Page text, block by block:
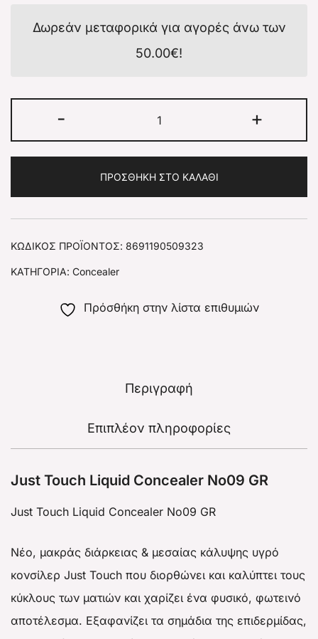
Δωρεάν μεταφορικά για αγορές άνω των
50.00€!
- +
ΠΡΟΣΘΉΚΗ ΣΤΟ ΚΑΛΆΘΙ
ΚΩΔΙΚΌΣ ΠΡΟΪΌΝΤΟΣ: 8691190509323
ΚΑΤΗΓΟΡΊΑ: Concealer
Πρόσθήκη στην λίστα επιθυμιών
Περιγραφή
Επιπλέον πληροφορίες
Just Touch Liquid Concealer No09 GR
Just Touch Liquid Concealer No09 GR
Νέο, μακράς διάρκειας & μεσαίας κάλυψης υγρό
κονσίλερ Just Touch που διορθώνει και καλύπτει τους
κύκλους των ματιών και χαρίζει ένα φυσικό, φωτεινό
αποτέλεσμα. Εξαφανίζει τα σημάδια της επιδερμίδας,